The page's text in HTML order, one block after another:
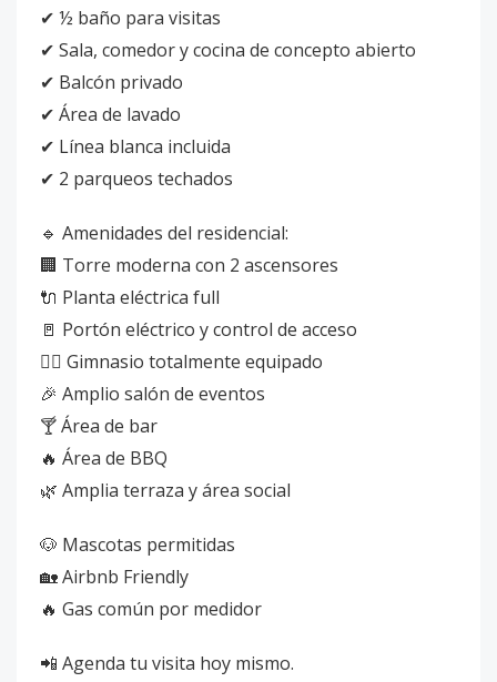
✔ ½ baño para visitas
✔ Sala, comedor y cocina de concepto abierto
✔ Balcón privado
✔ Área de lavado
✔ Línea blanca incluida
✔ 2 parqueos techados
🔹 Amenidades del residencial:
🏢 Torre moderna con 2 ascensores
🔌 Planta eléctrica full
🚪 Portón eléctrico y control de acceso
🏋️‍♂️ Gimnasio totalmente equipado
🎉 Amplio salón de eventos
🍸 Área de bar
🔥 Área de BBQ
🌿 Amplia terraza y área social
🐶 Mascotas permitidas
🏡 Airbnb Friendly
🔥 Gas común por medidor
📲 Agenda tu visita hoy mismo.